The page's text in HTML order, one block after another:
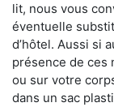
lit, nous vous
éventuelle
d’hôtel. Aussi si
présence de ces
ou sur votre
dans un sac